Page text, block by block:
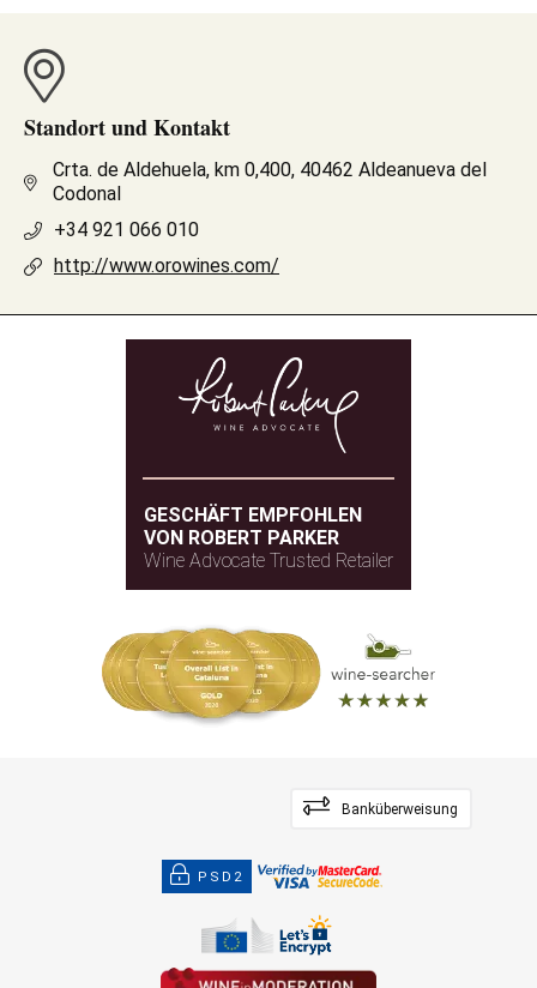
Standort und Kontakt
Crta. de Aldehuela, km 0,400, 40462 Aldeanueva del
Codonal
+34 921 066 010
http://www.orowines.com/
GESCHÄFT EMPFOHLEN
VON ROBERT PARKER
Wine Advocate Trusted Retailer
Banküberweisung
PSD2